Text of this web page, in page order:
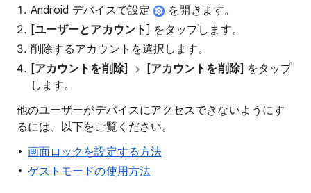
Android デバイスで設定
を開きます。
[ユーザーとアカウント] をタップします。
削除するアカウントを選択します。
[アカウントを削除] [アカウントを削除] をタップ
します。
他のユーザーがデバイスにアクセスできないようにす
るには、以下をご覧ください。
画面ロックを設定する方法
ゲストモードの使用方法